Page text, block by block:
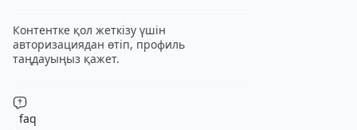
Контентке қол жеткізу үшін
авторизациядан өтіп, профиль
таңдауыңыз қажет.
faq